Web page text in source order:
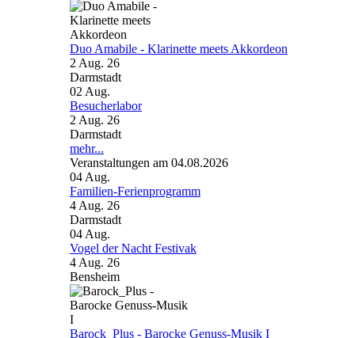
Duo Amabile - Klarinette meets Akkordeon
2 Aug. 26
Darmstadt
02Aug.
Besucherlabor
2 Aug. 26
Darmstadt
mehr...
Veranstaltungen am 04.08.2026
04Aug.
Familien-Ferienprogramm
4 Aug. 26
Darmstadt
04Aug.
Vogel der Nacht Festivak
4 Aug. 26
Bensheim
Barock_Plus - Barocke Genuss-Musik I